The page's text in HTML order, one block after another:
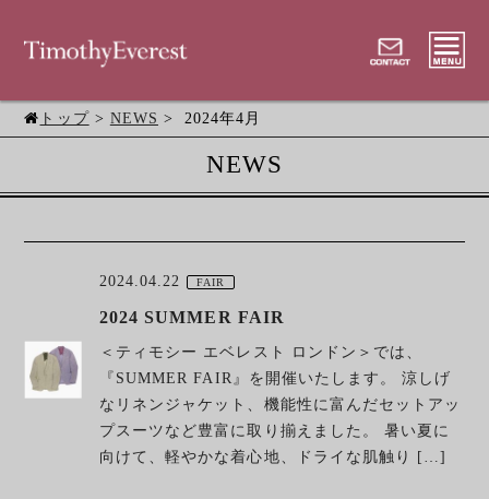
トップ > NEWS > 2024年4月
NEWS
2024.04.22 FAIR
2024 SUMMER FAIR
＜ティモシー エベレスト ロンドン＞では、
『SUMMER FAIR』を開催いたします。 涼しげ
なリネンジャケット、機能性に富んだセットアッ
プスーツなど豊富に取り揃えました。 暑い夏に
向けて、軽やかな着心地、ドライな肌触り […]